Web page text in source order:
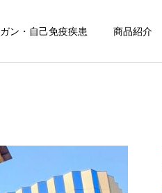
ガン・自己免疫疾患 商品紹介
健康について